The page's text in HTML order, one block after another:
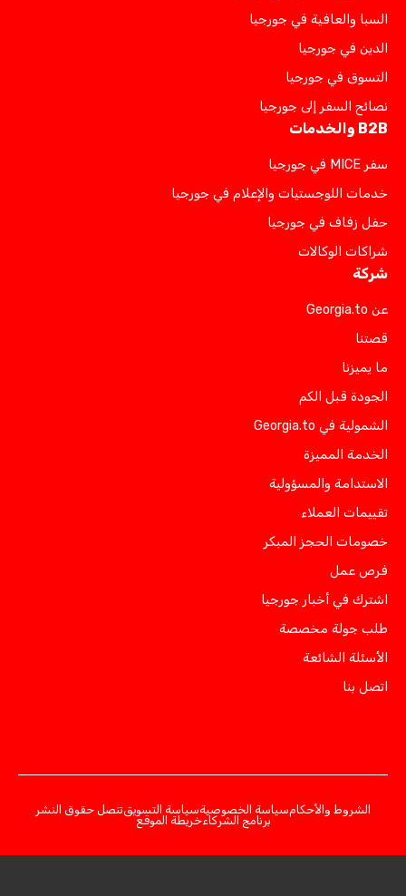
السبا والعافية في جورجيا
الدين في جورجيا
التسوق في جورجيا
نصائح السفر إلى جورجيا
B2B والخدمات
سفر MICE في جورجيا
خدمات اللوجستيات والإعلام في جورجيا
حفل زفاف في جورجيا
شراكات الوكالات
شركة
عن Georgia.to
قصتنا
ما يميزنا
الجودة قبل الكم
الشمولية في Georgia.to
الخدمة المميزة
الاستدامة والمسؤولية
تقييمات العملاء
خصومات الحجز المبكر
فرص عمل
اشترك في أخبار جورجيا
طلب جولة مخصصة
الأسئلة الشائعة
اتصل بنا
الشروط والأحكامسياسة الخصوصيةسياسة التسويقتنصل حقوق النشر
برنامج الشركاءخريطة الموقع